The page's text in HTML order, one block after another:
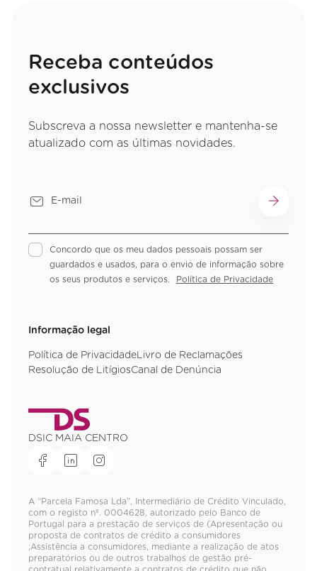
Receba conteúdos
exclusivos
Subscreva a nossa newsletter e mantenha-se
atualizado com as últimas novidades.
Concordo que os meu dados pessoais possam ser
guardados e usados, para o envio de informação sobre
os seus produtos e serviços.
Política de Privacidade
Informação legal
Política de Privacidade Livro de Reclamações
Resolução de LitígiosCanal de Denúncia
DSIC MAIA CENTRO
A “Parcela Famosa Lda”, Intermediário de Crédito Vinculado,
com o registo nº. 0004628, autorizado pelo Banco de
Portugal para a prestação de serviços de (Apresentação ou
proposta de contratos de crédito a consumidores
;Assistência a consumidores, mediante a realização de atos
preparatórios ou de outros trabalhos de gestão pré-